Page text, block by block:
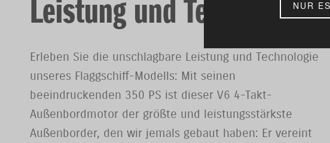
NUR
Leistung und Technologie
Erleben Sie die unschlagbare Leistung und Technologie
unseres Flaggschiff-Modells: Mit seinen
beeindruckenden 350 PS ist dieser V6 4-Takt-
Außenbordmotor der größte und leistungsstärkste
Außenborder, den wir jemals gebaut haben: Er vereint